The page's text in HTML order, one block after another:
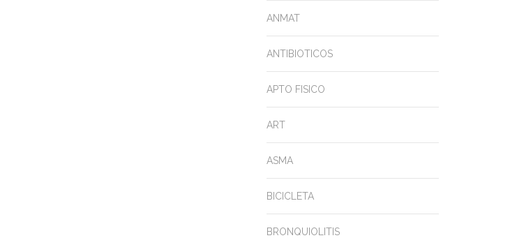
ANMAT
ANTIBIOTICOS
APTO FISICO
ART
ASMA
BICICLETA
BRONQUIOLITIS